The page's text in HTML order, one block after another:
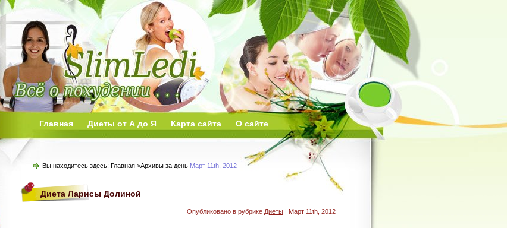
Главная Диеты от А до Я Карта сайта О сайте
Вы находитесь здесь: Главная >Архивы за день Март 11th, 2012
Диета Ларисы Долиной
Опубликовано в рубрике Диеты | Март 11th, 2012